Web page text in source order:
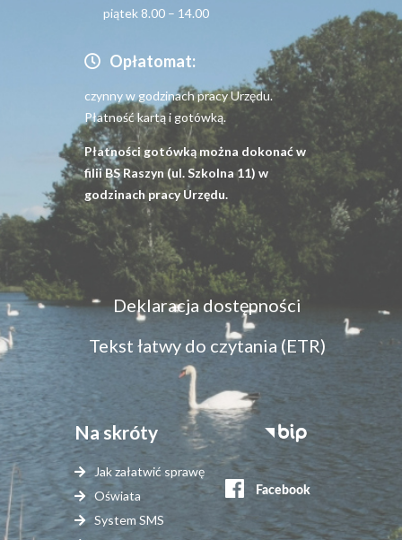
piątek 8.00 – 14.00
Opłatomat:
czynny w godzinach pracy Urzędu.
Płatność kartą i gotówką.
Płatności gotówką można dokonać w
filii BS Raszyn (ul. Szkolna 11) w
godzinach pracy Urzędu.
Menu
dostępność
Deklaracja dostępności
Tekst łatwy do czytania (ETR)
Na skróty
Jak załatwić sprawę
Oświata
System SMS
Stopka
serwisy
zewnętrzne